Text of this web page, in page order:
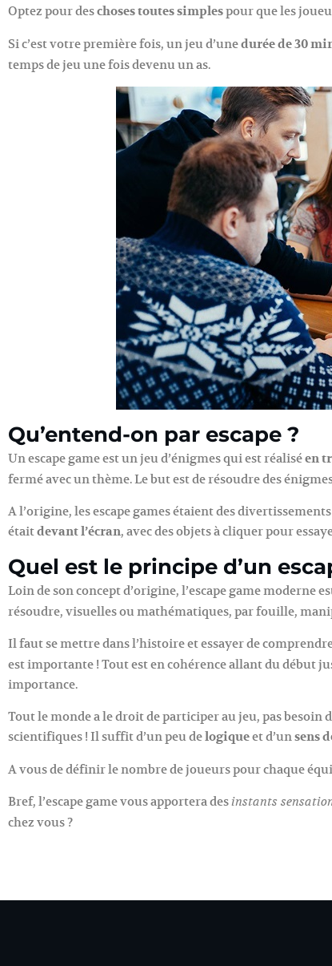
Optez pour deschoses toutes simplespour que les
Si c’est votre première fois, un jeu d’unedurée de 30
temps de jeu une fois devenu un as.
Qu’entend-on par escape ?
Un escape game est un jeu d’énigmes qui est réaliséen
fermé avec un thème. Le but est de résoudre des
A l’origine, les escape games étaient des
étaitdevant l’écran, avec des objets à cliquer pour
Quel est le principe d’un
Loin de son concept d’origine, l’escape game moderne
résoudre, visuelles ou mathématiques, par fouille,
Il faut se mettre dans l’histoire et essayer de
est importante ! Tout est en cohérence allant du début
importance.
Tout le monde a le droit de participer au jeu, pas besoin
scientifiques ! Il suffit d’un peu delogiqueet d’unsens
A vous de définir le nombre de joueurs pour chaque
Bref, l’escape game vous apportera desinstants
chez vous ?